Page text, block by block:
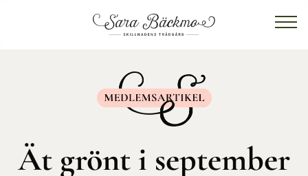
Ät grönt i september